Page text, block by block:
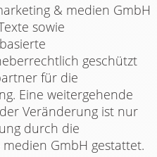
& medien GmbH
sowie
geschützt
für die
Eine weitergehende
Veränderung ist nur
durch die
GmbH gestattet.